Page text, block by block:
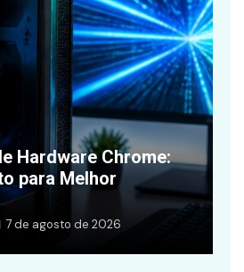
Pontos Livelo em
Valor, Otimização e
2 de junho de 2026